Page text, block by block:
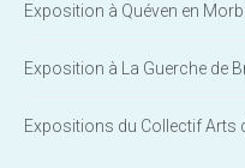
Exposition à Quéven en
Exposition à La Guerche de
Expositions du Collectif Arts